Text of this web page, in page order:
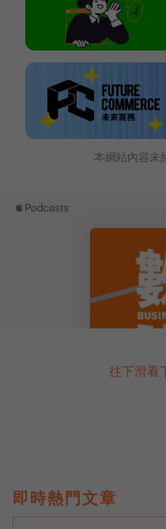
本網站內容未
往下滑看
即時熱門文章